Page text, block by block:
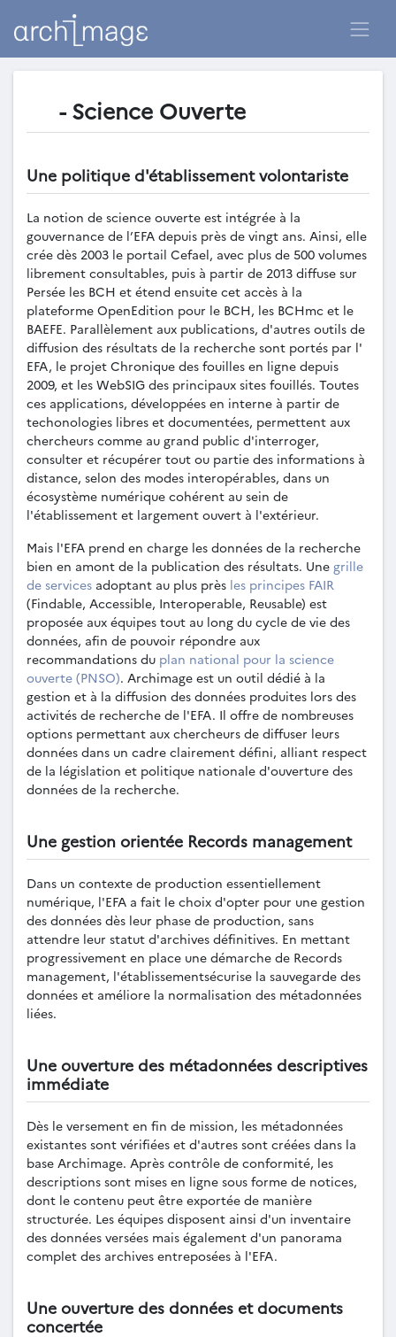
- Science Ouverte
Une politique d'établissement volontariste
La notion de science ouverte est intégrée à la
gouvernance de l’EFA depuis près de vingt ans. Ainsi, elle
crée dès 2003 le portail Cefael, avec plus de 500 volumes
librement consultables, puis à partir de 2013 diffuse sur
Persée les BCH et étend ensuite cet accès à la
plateforme OpenEdition pour le BCH, les BCHmc et le
BAEFE. Parallèlement aux publications, d'autres outils de
diffusion des résultats de la recherche sont portés par l'
EFA, le projet Chronique des fouilles en ligne depuis
2009, et les WebSIG des principaux sites fouillés. Toutes
ces applications, développées en interne à partir de
techonologies libres et documentées, permettent aux
chercheurs comme au grand public d'interroger,
consulter et récupérer tout ou partie des informations à
distance, selon des modes interopérables, dans un
écosystème numérique cohérent au sein de
l'établissement et largement ouvert à l'extérieur.
Mais l'EFA prend en charge les données de la recherche
bien en amont de la publication des résultats. Une grille
de services adoptant au plus près les principes FAIR
(Findable, Accessible, Interoperable, Reusable) est
proposée aux équipes tout au long du cycle de vie des
données, afin de pouvoir répondre aux
recommandations du plan national pour la science
ouverte (PNSO). Archimage est un outil dédié à la
gestion et à la diffusion des données produites lors des
activités de recherche de l'EFA. Il offre de nombreuses
options permettant aux chercheurs de diffuser leurs
données dans un cadre clairement défini, alliant respect
de la législation et politique nationale d'ouverture des
données de la recherche.
Une gestion orientée Records management
Dans un contexte de production essentiellement
numérique, l'EFA a fait le choix d'opter pour une gestion
des données dès leur phase de production, sans
attendre leur statut d'archives définitives. En mettant
progressivement en place une démarche de Records
management, l'établissementsécurise la sauvegarde des
données et améliore la normalisation des métadonnées
liées.
Une ouverture des métadonnées descriptives
immédiate
Dès le versement en fin de mission, les métadonnées
existantes sont vérifiées et d'autres sont créées dans la
base Archimage. Après contrôle de conformité, les
descriptions sont mises en ligne sous forme de notices,
dont le contenu peut être exportée de manière
structurée. Les équipes disposent ainsi d'un inventaire
des données versées mais également d'un panorama
complet des archives entreposées à l'EFA.
Une ouverture des données et documents
concertée